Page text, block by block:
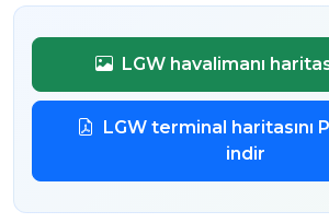
LGW havalimanı
LGW terminal haritasını
indir